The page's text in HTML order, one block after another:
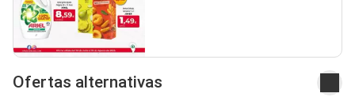
Ofertas alternativas